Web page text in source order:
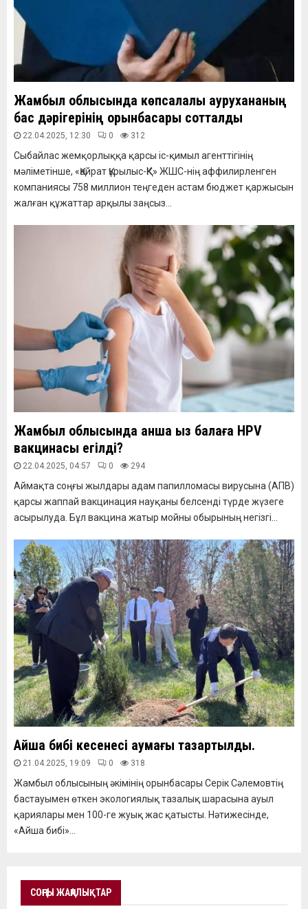
Жамбыл облысында көпсалалы аурухананың
бас дәрігерінің орынбасары сотталды
22.04.2025, 12:30 0 312
Сыбайлас жемқорлыққа қарсы іс-қимыл агенттігінің
мәліметінше, «Қайрат Құрылыс-ҚК» ЖШС-нің аффилирленген
компаниясы 758 миллион теңгеден астам бюджет қаржысын
жалған құжаттар арқылы заңсыз...
Жамбыл облысында қанша қыз балаға HPV
вакцинасы егілді?
22.04.2025, 04:57 0 294
Аймақта соңғы жылдары адам папилломасы вирусына (АПВ)
қарсы жаппай вакцинация науқаны белсенді түрде жүзеге
асырылуда. Бұл вакцина жатыр мойны обырының негізгі...
Айша бибі кесенесі аумағы тазартылды.
21.04.2025, 19:09 0 318
Жамбыл облысының әкімінің орынбасары Серік Сәлемовтің
бастауымен өткен экологиялық тазалық шарасына ауыл
қариялары мен 100-ге жуық жас қатысты. Нәтижесінде,
«Айша бибі»...
СОҢҒЫ ЖАҢАЛЫҚТАР